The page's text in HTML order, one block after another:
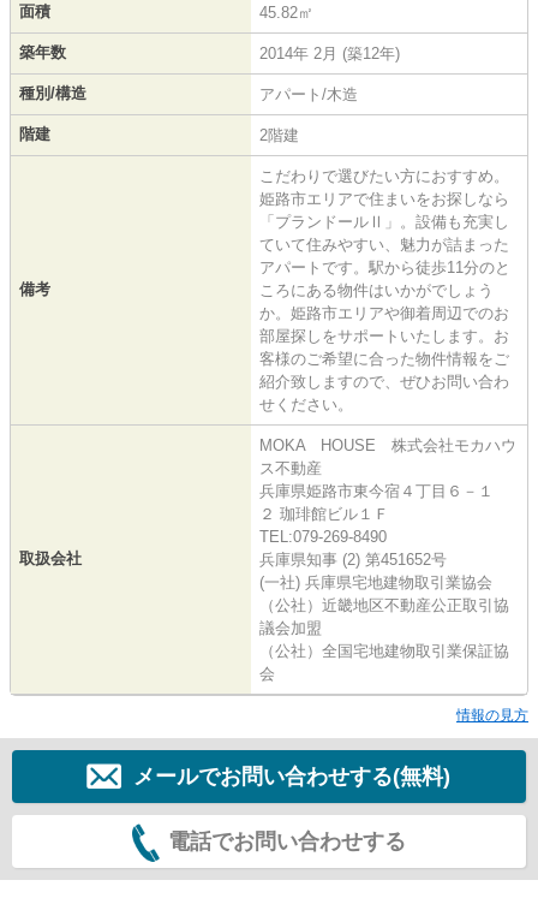
面積 45.82㎡
築年数 2014年 2月 (築12年)
種別/構造 アパート/木造
階建 2階建
備考
こだわりで選びたい方におすすめ。
姫路市エリアで住まいをお探しなら
「プランドールⅡ」。設備も充実し
ていて住みやすい、魅力が詰まった
アパートです。駅から徒歩11分のと
ころにある物件はいかがでしょう
か。姫路市エリアや御着周辺でのお
部屋探しをサポートいたします。お
客様のご希望に合った物件情報をご
紹介致しますので、ぜひお問い合わ
せください。
取扱会社
MOKA HOUSE 株式会社モカハウ
ス不動産
兵庫県姫路市東今宿４丁目６－１
２ 珈琲館ビル１Ｆ
TEL:079-269-8490
兵庫県知事 (2) 第451652号
(一社) 兵庫県宅地建物取引業協会
（公社）近畿地区不動産公正取引協
議会加盟
（公社）全国宅地建物取引業保証協
会
情報の見方
メールでお問い合わせする(無料)
電話でお問い合わせする